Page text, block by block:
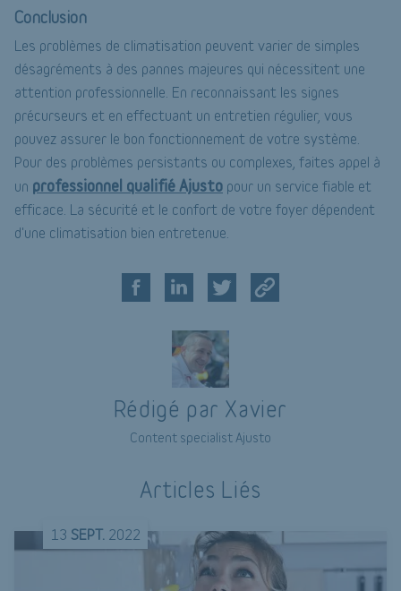
Conclusion
Les problèmes de climatisation peuvent varier de simples
désagréments à des pannes majeures qui nécessitent une
attention professionnelle. En reconnaissant les signes
précurseurs et en effectuant un entretien régulier, vous
pouvez assurer le bon fonctionnement de votre système.
Pour des problèmes persistants ou complexes, faites appel à
un professionnel qualifié Ajusto pour un service fiable et
efficace. La sécurité et le confort de votre foyer dépendent
d'une climatisation bien entretenue.
Rédigé par Xavier
Content specialist Ajusto
Articles Liés
13 SEPT. 2022